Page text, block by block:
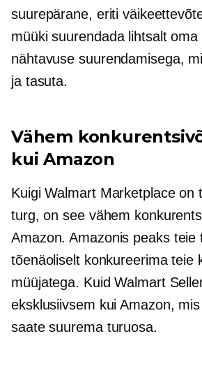
suurepärane, eriti
müüki suurendada lihtsalt oma
nähtavuse suurendamisega,
ja tasuta.
Vähem
kui Amazon
Kuigi Walmart Marketplace on
turg, on see vähem
Amazon. Amazonis peaks teie
tõenäoliselt konkureerima teie
müüjatega. Kuid Walmart
eksklusiivsem kui Amazon,
saate suurema turuosa.